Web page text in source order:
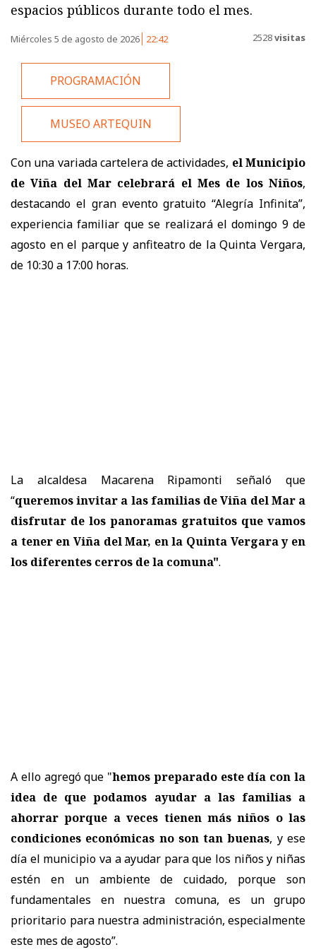
espacios públicos durante todo el mes.
Miércoles 5 de agosto de 2026 22:42 2528visitas
PROGRAMACIÓN
MUSEO ARTEQUIN
Con una variada cartelera de actividades, el Municipio
de Viña del Mar celebrará el Mes de los Niños,
destacando el gran evento gratuito “Alegría Infinita”,
experiencia familiar que se realizará el domingo 9 de
agosto en el parque y anfiteatro de la Quinta Vergara,
de 10:30 a 17:00 horas.
La alcaldesa Macarena Ripamonti señaló que
“queremos invitar a las familias de Viña del Mar a
disfrutar de los panoramas gratuitos que vamos
a tener en Viña del Mar, en la Quinta Vergara y en
los diferentes cerros de la comuna".
A ello agregó que "hemos preparado este día con la
idea de que podamos ayudar a las familias a
ahorrar porque a veces tienen más niños o las
condiciones económicas no son tan buenas, y ese
día el municipio va a ayudar para que los niños y niñas
estén en un ambiente de cuidado, porque son
fundamentales en nuestra comuna, es un grupo
prioritario para nuestra administración, especialmente
este mes de agosto”.